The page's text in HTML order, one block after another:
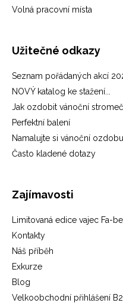
Volná pracovní místa
Užitečné odkazy
Seznam pořádaných akcí
NOVÝ katalog ke stažení...
Jak ozdobit vánoční
Perfektní balení
Namalujte si vánoční ozdobu
Často kladené dotazy
Zajímavosti
Limitovaná edice vajec Fa-
Kontakty
Náš příběh
Exkurze
Blog
Velkoobchodní přihlášení